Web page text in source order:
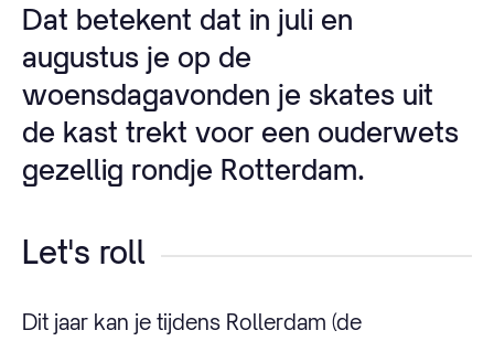
Dat betekent dat in juli en
augustus je op de
woensdagavonden je skates uit
de kast trekt voor een ouderwets
gezellig rondje Rotterdam.
Let's roll
Dit jaar kan je tijdens Rollerdam (de